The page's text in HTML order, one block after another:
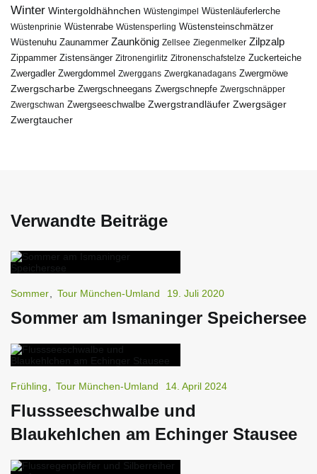
Winter Wintergoldhähnchen Wüstengimpel Wüstenläuferlerche
Wüstenprinie Wüstenrabe Wüstensperling Wüstensteinschmätzer
Wüstenuhu Zaunammer Zaunkönig Zellsee Ziegenmelker Zilpzalp
Zippammer Zistensänger Zitronengirlitz Zitronenschafstelze Zuckerteiche
Zwergadler Zwergdommel Zwerggans Zwergkanadagans Zwergmöwe
Zwergscharbe Zwergschneegans Zwergschnepfe Zwergschnäpper
Zwergschwan Zwergseeschwalbe Zwergstrandläufer Zwergsäger
Zwergtaucher
Verwandte Beiträge
Sommer Tour München-Umland 19. Juli 2020
Sommer am Ismaninger Speichersee
Frühling Tour München-Umland 14. April 2024
Flussseeschwalbe und
Blaukehlchen am Echinger Stausee